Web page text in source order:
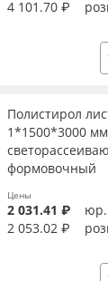
4 101.70 ₽
Полистирол
1*1500*3000
формовочный
Цены
2 031.41 ₽
2 053.02 ₽